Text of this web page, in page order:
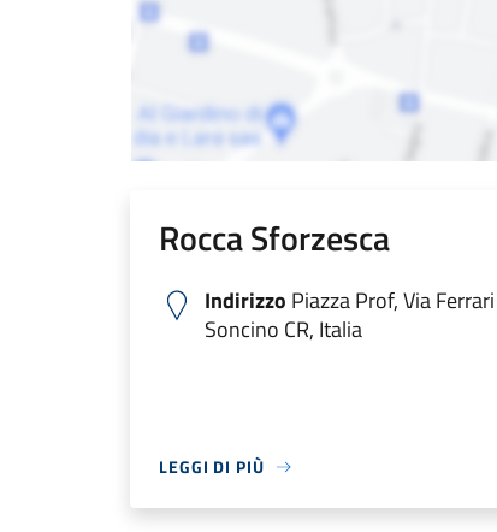
Rocca Sforzesca
Indirizzo Piazza Prof, Via
Soncino CR, Italia
LEGGI DI PIÙ